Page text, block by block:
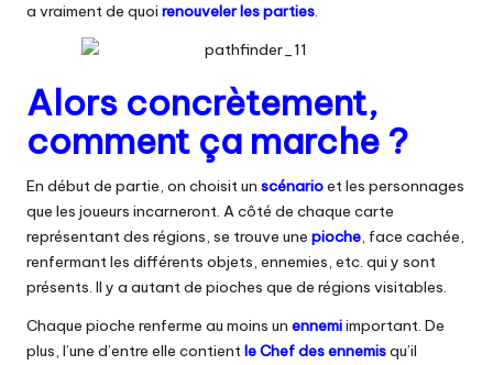
a vraiment de quoi renouveler les parties.
Alors concrètement,
comment ça marche ?
En début de partie, on choisit un scénarioet les personnages
que les joueurs incarneront. A côté de chaque carte
représentant des régions, se trouve une pioche, face cachée,
renfermant les différents objets, ennemies, etc. qui y sont
présents. Il y a autant de pioches que de régions visitables.
Chaque pioche renferme au moins un ennemiimportant. De
plus, l’une d’entre elle contientle Chef des ennemisqu’il